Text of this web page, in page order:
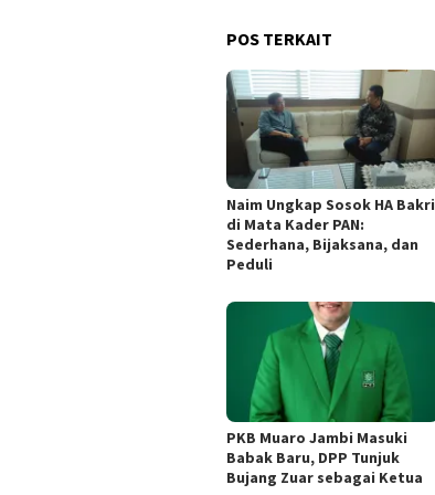
POS TERKAIT
Naim Ungkap Sosok HA Bakri
di Mata Kader PAN:
Sederhana, Bijaksana, dan
Peduli
PKB Muaro Jambi Masuki
Babak Baru, DPP Tunjuk
Bujang Zuar sebagai Ketua